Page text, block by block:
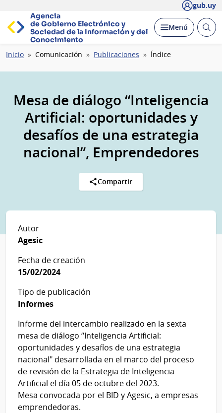
gub.uy
Agencia
de Gobierno Electrónico y
Sociedad de la Información y del
Conocimiento
Desplegar
Menú Abrir
Ruta
navegación
Inicio Comunicación Publicaciones Índice
Mesa de diálogo “Inteligencia
Artificial: oportunidades y
desafíos de una estrategia
nacional”, Emprendedores
Compartir
Autor
Agesic
Fecha de creación
15/02/2024
Tipo de publicación
Informes
Informe del intercambio realizado en la sexta
mesa de diálogo “Inteligencia Artificial:
oportunidades y desafíos de una estrategia
nacional" desarrollada en el marco del proceso
de revisión de la Estrategia de Inteligencia
Artificial el día 05 de octubre del 2023.
Mesa convocada por el BID y Agesic, a empresas
emprendedoras.